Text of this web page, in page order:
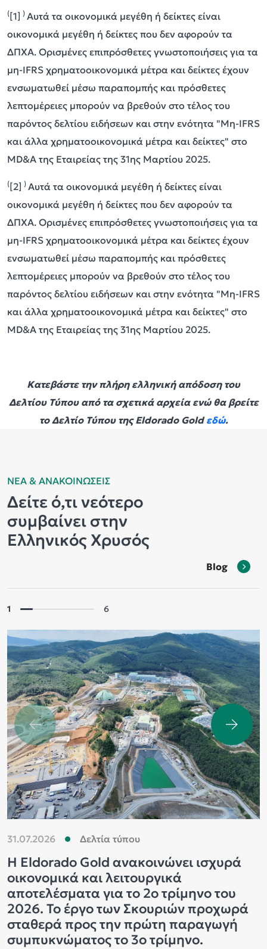
([1] ) Αυτά τα οικονομικά μεγέθη ή δείκτες είναι
οικονομικά μεγέθη ή δείκτες που δεν αφορούν τα
ΔΠΧΑ. Ορισμένες επιπρόσθετες γνωστοποιήσεις για τα
μη-IFRS χρηματοοικονομικά μέτρα και δείκτες έχουν
ενσωματωθεί μέσω παραπομπής και πρόσθετες
λεπτομέρειες μπορούν να βρεθούν στο τέλος του
παρόντος δελτίου ειδήσεων και στην ενότητα "Μη-IFRS
και άλλα χρηματοοικονομικά μέτρα και δείκτες" στο
MD&A της Εταιρείας της 31ης Μαρτίου 2025.
([2] ) Αυτά τα οικονομικά μεγέθη ή δείκτες είναι
οικονομικά μεγέθη ή δείκτες που δεν αφορούν τα
ΔΠΧΑ. Ορισμένες επιπρόσθετες γνωστοποιήσεις για τα
μη-IFRS χρηματοοικονομικά μέτρα και δείκτες έχουν
ενσωματωθεί μέσω παραπομπής και πρόσθετες
λεπτομέρειες μπορούν να βρεθούν στο τέλος του
παρόντος δελτίου ειδήσεων και στην ενότητα "Μη-IFRS
και άλλα χρηματοοικονομικά μέτρα και δείκτες" στο
MD&A της Εταιρείας της 31ης Μαρτίου 2025.
Κατεβάστε την πλήρη ελληνική απόδοση του
Δελτίου Τύπου από τα σχετικά αρχεία ενώ θα βρείτε
το Δελτίο Τύπου της Eldorado Goldεδώ.
ΝΕΑ & ΑΝΑΚΟΙΝΩΣΕΙΣ
Δείτε ό,τι νεότερο
συμβαίνει στην
Ελληνικός Χρυσός
Blog
1 6
31.07.2026 Δελτία τύπου
Η Eldorado Gold ανακοινώνει ισχυρά
οικονομικά και λειτουργικά
αποτελέσματα για το 2ο τρίμηνο του
2026. Το έργο των Σκουριών προχωρά
σταθερά προς την πρώτη παραγωγή
συμπυκνώματος το 3ο τρίμηνο.